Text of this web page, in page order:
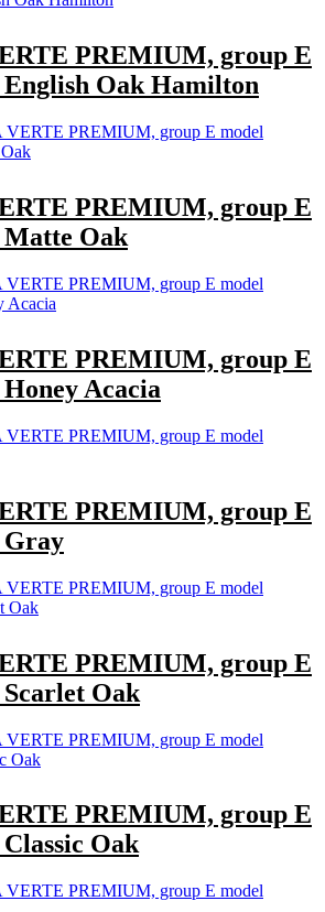
PREMIUM, group E
English Oak Hamilton
PREMIUM, group E
Matte Oak
PREMIUM, group E
Acacia
PREMIUM, group E
Gray
PREMIUM, group E
Oak
PREMIUM, group E
Oak